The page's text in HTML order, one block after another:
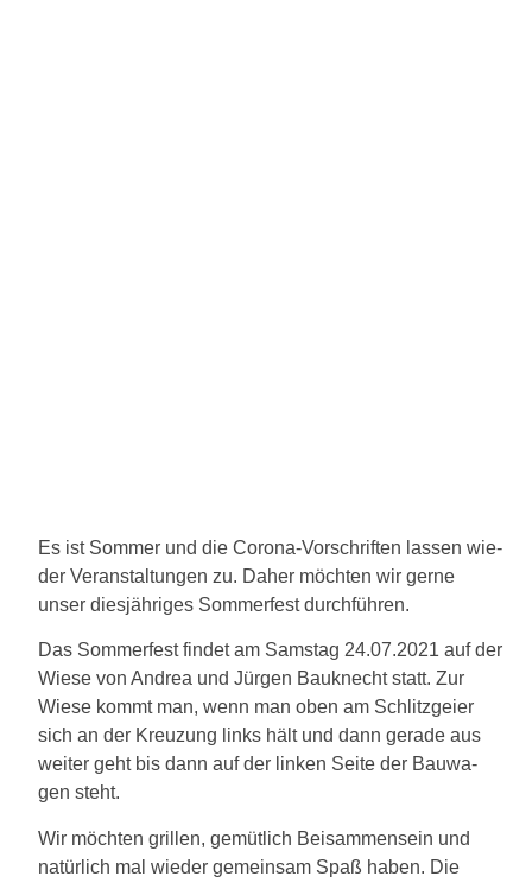
Es ist Som­mer und die Coro­na-Vor­schrif­ten las­sen wie­
der Ver­an­stal­tun­gen zu. Daher möch­ten wir ger­ne
unser dies­jäh­ri­ges Som­mer­fest durchführen.
Das Som­mer­fest fin­det am Sams­tag 24.07.2021 auf der
Wie­se von Andrea und Jür­gen Bau­knecht statt. Zur
Wie­se kommt man, wenn man oben am Schlitz­gei­er
sich an der Kreu­zung links hält und dann gera­de aus
wei­ter geht bis dann auf der lin­ken Sei­te der Bau­wa­
gen steht.
Wir möch­ten gril­len, gemüt­lich Bei­sam­men­sein und
natür­lich mal wie­der gemein­sam Spaß haben. Die